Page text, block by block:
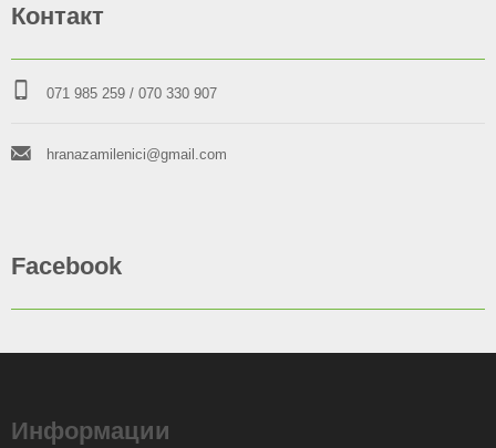
Контакт
071 985 259 / 070 330 907
hranazamilenici@gmail.com
Facebook
Информации